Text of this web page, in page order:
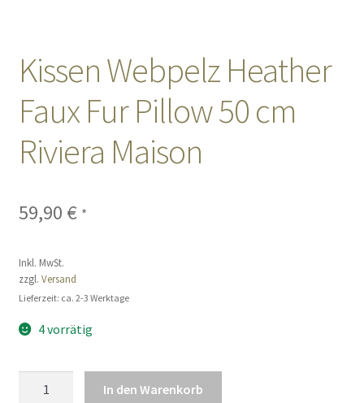
Vertrag widerrufen
Kissen Webpelz Heather
Faux Fur Pillow 50 cm
Riviera Maison
59,90 € *
Inkl. MwSt.
zzgl. Versand
Lieferzeit: ca. 2-3 Werktage
4 vorrätig
In den Warenkorb